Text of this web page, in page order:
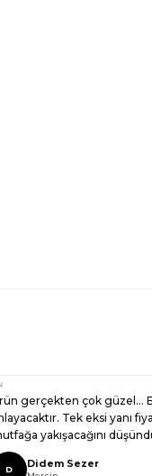
gerçekten çok güzel…
Tek eksi yanı
yakışacağını
D Didem Sezer